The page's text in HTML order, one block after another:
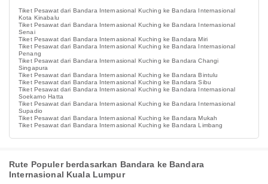
Tiket Pesawat dari Bandara Internasional Kuching ke Bandara Internasional
Kota Kinabalu
Tiket Pesawat dari Bandara Internasional Kuching ke Bandara Internasional
Senai
Tiket Pesawat dari Bandara Internasional Kuching ke Bandara Miri
Tiket Pesawat dari Bandara Internasional Kuching ke Bandara Internasional
Penang
Tiket Pesawat dari Bandara Internasional Kuching ke Bandara Changi
Singapura
Tiket Pesawat dari Bandara Internasional Kuching ke Bandara Bintulu
Tiket Pesawat dari Bandara Internasional Kuching ke Bandara Sibu
Tiket Pesawat dari Bandara Internasional Kuching ke Bandara Internasional
Soekarno Hatta
Tiket Pesawat dari Bandara Internasional Kuching ke Bandara Internasional
Supadio
Tiket Pesawat dari Bandara Internasional Kuching ke Bandara Mukah
Tiket Pesawat dari Bandara Internasional Kuching ke Bandara Limbang
Rute Populer berdasarkan Bandara ke Bandara
Internasional Kuala Lumpur